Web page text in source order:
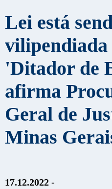
Lei está
vilipendiada
'Ditador de
afirma
Geral de
Minas
17.12.2022 -